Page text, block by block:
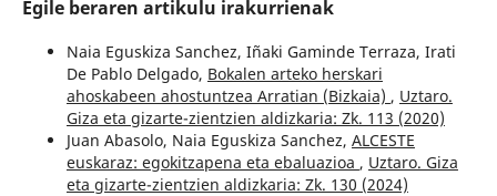
Egile beraren artikulu irakurrienak
Naia Eguskiza Sanchez, Iñaki Gaminde Terraza, Irati
De Pablo Delgado, Bokalen arteko herskari
ahoskabeen ahostuntzea Arratian (Bizkaia) , Uztaro.
Giza eta gizarte-zientzien aldizkaria: Zk. 113 (2020)
Juan Abasolo, Naia Eguskiza Sanchez, ALCESTE
euskaraz: egokitzapena eta ebaluazioa , Uztaro. Giza
eta gizarte-zientzien aldizkaria: Zk. 130 (2024)